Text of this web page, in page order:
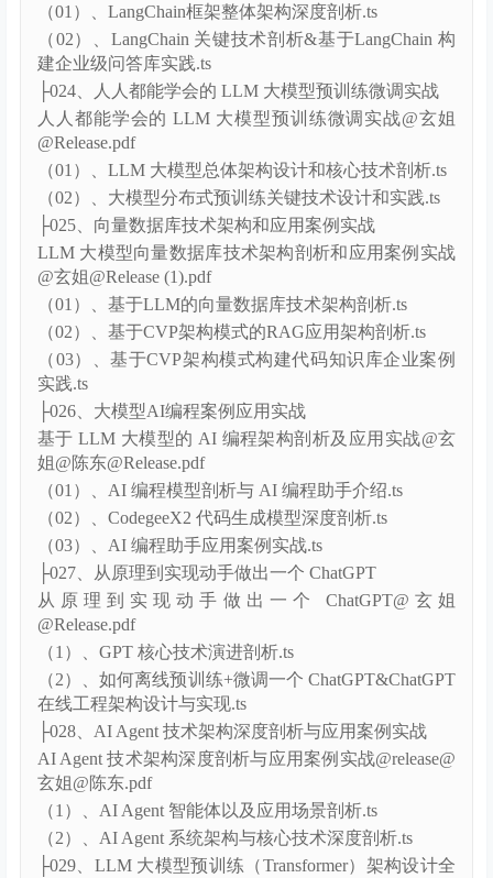
大模型 LangChain 框架技术架构和关键技术深度剖析
@玄姐@陈东@Release.pdf
（01）、LangChain框架整体架构深度剖析.ts
（02）、LangChain 关键技术剖析&基于LangChain 构
建企业级问答库实践.ts
├024、人人都能学会的 LLM 大模型预训练微调实战
人人都能学会的 LLM 大模型预训练微调实战@玄姐
@Release.pdf
（01）、LLM 大模型总体架构设计和核心技术剖析.ts
（02）、大模型分布式预训练关键技术设计和实践.ts
├025、向量数据库技术架构和应用案例实战
LLM 大模型向量数据库技术架构剖析和应用案例实战
@玄姐@Release (1).pdf
（01）、基于LLM的向量数据库技术架构剖析.ts
（02）、基于CVP架构模式的RAG应用架构剖析.ts
（03）、基于CVP架构模式构建代码知识库企业案例
实践.ts
├026、大模型AI编程案例应用实战
基于 LLM 大模型的 AI 编程架构剖析及应用实战@玄
姐@陈东@Release.pdf
（01）、AI 编程模型剖析与 AI 编程助手介绍.ts
（02）、CodegeeX2 代码生成模型深度剖析.ts
（03）、AI 编程助手应用案例实战.ts
├027、从原理到实现动手做出一个 ChatGPT
从原理到实现动手做出一个 ChatGPT@玄姐
@Release.pdf
（1）、GPT 核心技术演进剖析.ts
（2）、如何离线预训练+微调一个 ChatGPT&ChatGPT
在线工程架构设计与实现.ts
├028、AI Agent 技术架构深度剖析与应用案例实战
AI Agent 技术架构深度剖析与应用案例实战@release@
玄姐@陈东.pdf
（1）、AI Agent 智能体以及应用场景剖析.ts